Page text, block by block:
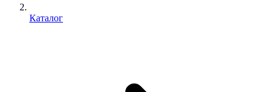
Каталог